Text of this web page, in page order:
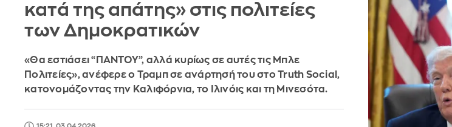
κατά της απάτης» στις πολιτείες
των Δημοκρατικών
«Θα εστιάσει “ΠΑΝΤΟΥ”, αλλά κυρίως σε αυτές τις Μπλε
Πολιτείες», ανέφερε ο Τραμπ σε ανάρτησή του στο Truth Social,
κατονομάζοντας την Καλιφόρνια, το Ιλινόις και τη Μινεσότα.